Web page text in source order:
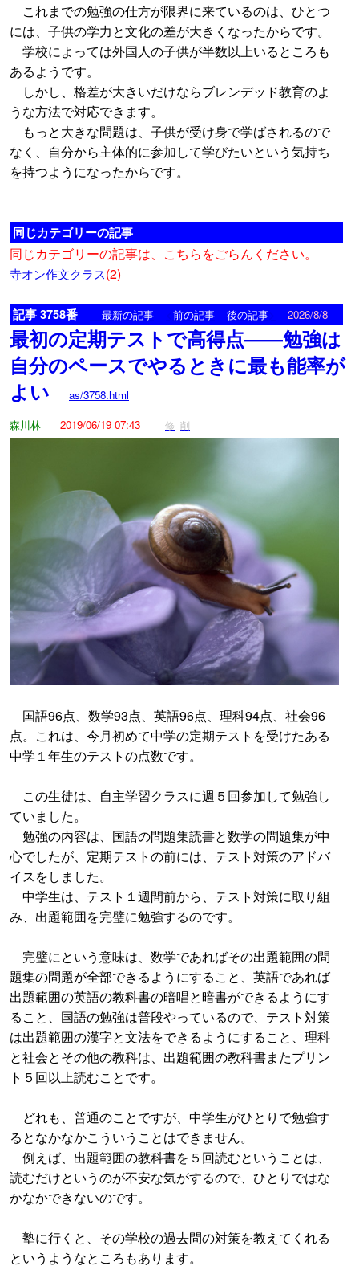
これまでの勉強の仕方が限界に来ているのは、ひとつ
には、子供の学力と文化の差が大きくなったからです。
学校によっては外国人の子供が半数以上いるところも
あるようです。
しかし、格差が大きいだけならブレンデッド教育のよ
うな方法で対応できます。
もっと大きな問題は、子供が受け身で学ばされるので
なく、自分から主体的に参加して学びたいという気持ち
を持つようになったからです。
同じカテゴリーの記事
同じカテゴリーの記事は、こちらをごらんください。
寺オン作文クラス(2)
記事 3758番 最新の記事 前の記事 後の記事 2026/8/8
最初の定期テストで高得点――勉強は
自分のペースでやるときに最も能率が
よい
as/3758.html
森川林
2019/06/19 07:43 修 削
国語96点、数学93点、英語96点、理科94点、社会96
点。これは、今月初めて中学の定期テストを受けたある
中学１年生のテストの点数です。
この生徒は、自主学習クラスに週５回参加して勉強し
ていました。
勉強の内容は、国語の問題集読書と数学の問題集が中
心でしたが、定期テストの前には、テスト対策のアドバ
イスをしました。
中学生は、テスト１週間前から、テスト対策に取り組
み、出題範囲を完璧に勉強するのです。
完璧にという意味は、数学であればその出題範囲の問
題集の問題が全部できるようにすること、英語であれば
出題範囲の英語の教科書の暗唱と暗書ができるようにす
ること、国語の勉強は普段やっているので、テスト対策
は出題範囲の漢字と文法をできるようにすること、理科
と社会とその他の教科は、出題範囲の教科書またプリン
ト５回以上読むことです。
どれも、普通のことですが、中学生がひとりで勉強す
るとなかなかこういうことはできません。
例えば、出題範囲の教科書を５回読むということは、
読むだけというのが不安な気がするので、ひとりではな
かなかできないのです。
塾に行くと、その学校の過去問の対策を教えてくれる
というようなところもあります。